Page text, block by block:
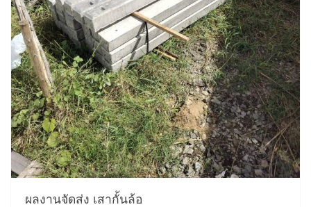
ผลงานจัดส่ง เสากั้นล้อ